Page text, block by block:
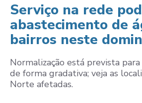
Serviço na rede
abastecimento de
bairros neste
Normalização está prevista
de forma gradativa; veja as
Norte afetadas.